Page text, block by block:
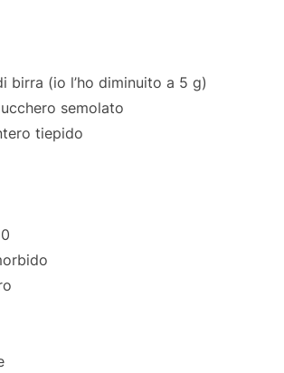
birra (io l’ho diminuito a 5 g)
semolato
tiepido